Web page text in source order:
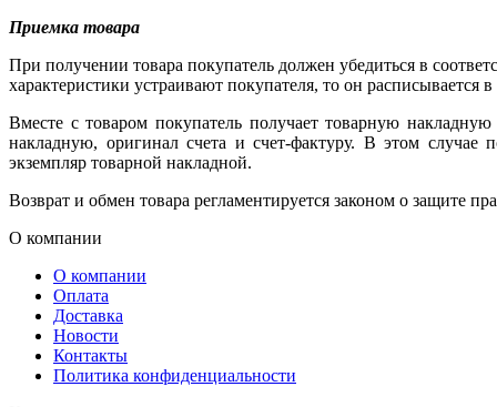
Приемка товара
При получении товара покупатель должен убедиться в
характеристики устраивают покупателя, то он расписывается
Вместе с товаром покупатель получает товарную
накладную, оригинал счета и счет-фактуру. В этом случае
экземпляр товарной накладной.
Возврат и обмен товара регламентируется законом о защите
О компании
О компании
Оплата
Доставка
Новости
Контакты
Политика конфиденциальности